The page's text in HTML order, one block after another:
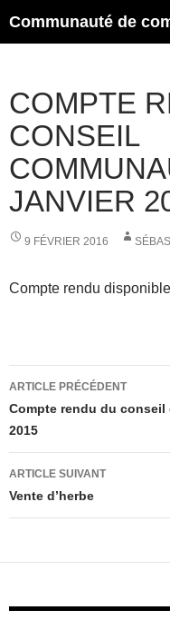
au
COMPTE
CONSEIL
JANVIER
9 FÉVRIER 2016
Compte rendu disponible
Navigation
des
articles
ARTICLE PRÉCÉDENT
Compte rendu du conseil
2015
ARTICLE SUIVANT
Vente d’herbe